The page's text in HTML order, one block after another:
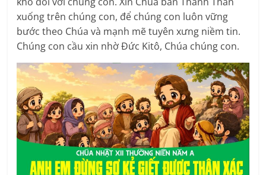
xuống trên chúng con, để chúng con luôn vững
bước theo Chúa và mạnh mẽ tuyên xưng niềm tin.
Chúng con cầu xin nhờ Đức Kitô, Chúa chúng con.